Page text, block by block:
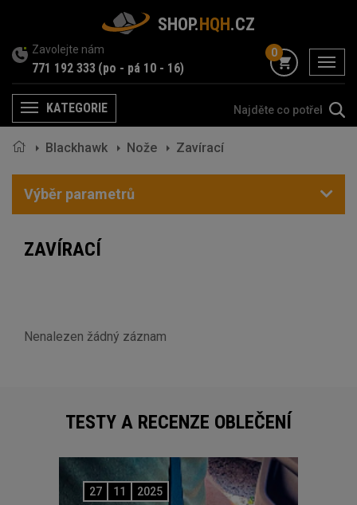
SHOP.HQH.CZ
Zavolejte nám
771 192 333 (po - pá 10 - 16) menu
0
MenuKATEGORIE
Blackhawk Nože Zavírací
Výběr parametrů
ZAVÍRACÍ
Nenalezen žádný záznam
TESTY A RECENZE OBLEČENÍ
27 11 2025